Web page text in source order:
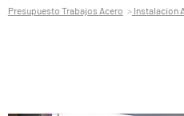
Presupuesto Trabajos Acero Instalacion